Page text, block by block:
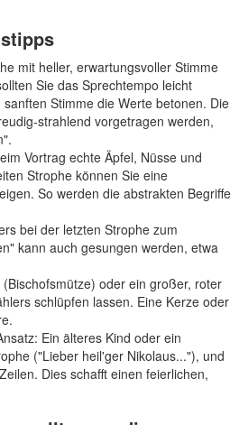
mit heller, erwartungsvoller Stimme
Sie das Sprechtempo leicht
Stimme die Werte betonen. Die
strahlend vorgetragen werden,
Vortrag echte Äpfel, Nüsse und
Strophe können Sie eine
So werden die abstrakten Begriffe
bei der letzten Strophe zum
kann auch gesungen werden, etwa
oder ein großer, roter
schlüpfen lassen. Eine Kerze oder
Ein älteres Kind oder ein
("Lieber heil'ger Nikolaus..."), und
Dies schafft einen feierlichen,